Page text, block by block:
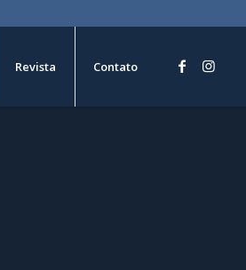
Revista Contato